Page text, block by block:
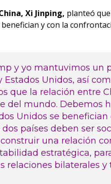
Xi Jinping, planteó
y con la
y yo mantuvimos un
Estados Unidos, así
que la relación entre
del mundo. Debemos
Unidos se
países deben ser
una relación
estratégica,
relaciones bilaterales